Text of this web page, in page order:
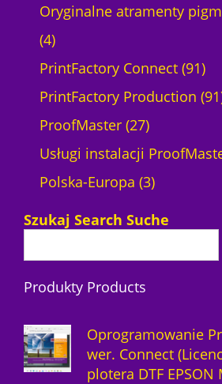
u
t
ó
w
d
k
t
r
u
t
p
o
d
k
t
ó
Oryginalne atramenty
44
p
r
o
d
u
k
y
PrintFactory Connect 919
1
r
k
w
PrintFactory Production 91
ProofMaster 272
7
p
d
u
t
Usługi instalacji
Polska-Europa 33
p
o
k
Szukaj Search Suche
Produkty Products
Oprogramowanie
wer. Connect
plotera DTF